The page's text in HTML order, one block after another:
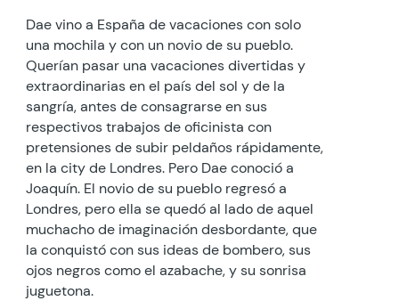
Dae vino a España de vacaciones con solo
una mochila y con un novio de su pueblo.
Querían pasar una vacaciones divertidas y
extraordinarias en el país del sol y de la
sangría, antes de consagrarse en sus
respectivos trabajos de oficinista con
pretensiones de subir peldaños rápidamente,
en la city de Londres. Pero Dae conoció a
Joaquín. El novio de su pueblo regresó a
Londres, pero ella se quedó al lado de aquel
muchacho de imaginación desbordante, que
la conquistó con sus ideas de bombero, sus
ojos negros como el azabache, y su sonrisa
juguetona.